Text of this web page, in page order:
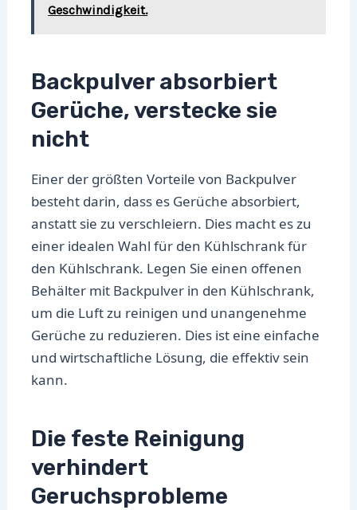
Geschwindigkeit.
Backpulver absorbiert
Gerüche, verstecke sie
nicht
Einer der größten Vorteile von Backpulver
besteht darin, dass es Gerüche absorbiert,
anstatt sie zu verschleiern. Dies macht es zu
einer idealen Wahl für den Kühlschrank für
den Kühlschrank. Legen Sie einen offenen
Behälter mit Backpulver in den Kühlschrank,
um die Luft zu reinigen und unangenehme
Gerüche zu reduzieren. Dies ist eine einfache
und wirtschaftliche Lösung, die effektiv sein
kann.
Die feste Reinigung
verhindert
Geruchsprobleme